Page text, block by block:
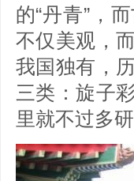
的“丹青”，而
不仅美观，
我国独有，
三类：旋子
里就不过多研